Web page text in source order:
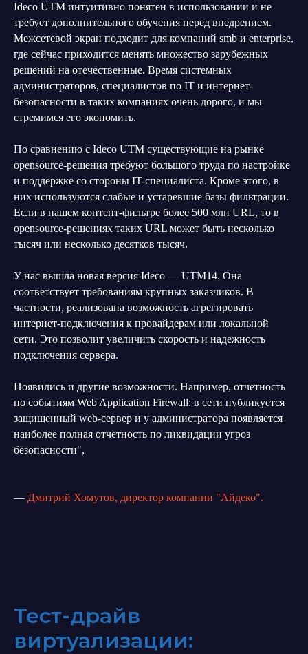
Ideco UTM интуитивно понятен в использовании и не
требует дополнительного обучения перед внедрением.
Межсетевой экран подходит для компаний smb и enterprise,
где сейчас приходится менять множество зарубежных
решений на отечественные. Время системных
администраторов, специалистов по IT и интернет-
безопасности в таких компаниях очень дорого, и мы
стремимся его экономить.
По сравнению с Ideco UTM существующие на рынке
opensource-решения требуют большого труда по настройке
и поддержке со стороны IT-специалиста. Кроме этого, в
них используются слабые и устаревшие базы фильтрации.
Если в нашем контент-фильтре более 500 млн URL, то в
opensource-решениях таких URL может быть несколько
тысяч или несколько десятков тысяч.
У нас вышла новая версия Ideco — UTM14. Она
соответствует требованиям крупных заказчиков. В
частности, реализована возможность агрегировать
интернет-подключения к провайдерам или локальной
сети. Это позволит увеличить скорость и надежность
подключения сервера.
Появились и другие возможности. Например, отчетность
по событиям Web Application Firewall: в сети публикуется
защищенный web-сервер и у администратора появляется
наиболее полная отчетность по ликвидации угроз
безопасности",
— Дмитрий Хомутов, директор компании "Айдеко".
Тест-драйв
виртуализации: